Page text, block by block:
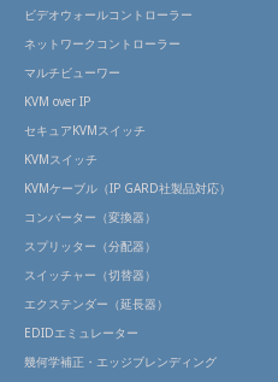
ビデオウォールコントローラー
ネットワークコントローラー
マルチビューワー
KVM over IP
セキュアKVMスイッチ
KVMスイッチ
KVMケーブル（IP GARD社製品対応）
コンバーター（変換器）
スプリッター（分配器）
スイッチャー（切替器）
エクステンダー（延長器）
EDIDエミュレーター
幾何学補正・エッジブレンディング